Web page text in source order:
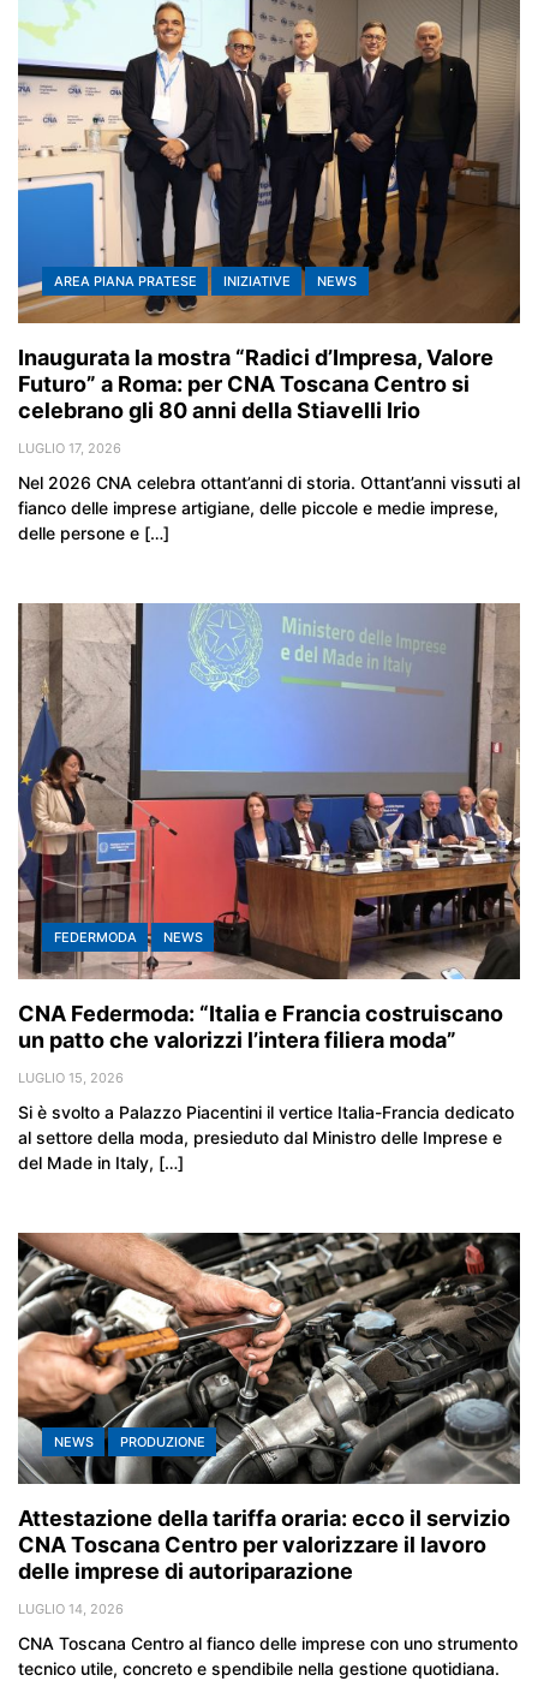
AREA PIANA PRATESE INIZIATIVE NEWS
Inaugurata la mostra “Radici d’Impresa, Valore
Futuro” a Roma: per CNA Toscana Centro si
celebrano gli 80 anni della Stiavelli Irio
LUGLIO 17, 2026
Nel 2026 CNA celebra ottant’anni di storia. Ottant’anni vissuti al
fianco delle imprese artigiane, delle piccole e medie imprese,
delle persone e […]
FEDERMODA NEWS
CNA Federmoda: “Italia e Francia costruiscano
un patto che valorizzi l’intera filiera moda”
LUGLIO 15, 2026
Si è svolto a Palazzo Piacentini il vertice Italia-Francia dedicato
al settore della moda, presieduto dal Ministro delle Imprese e
del Made in Italy, […]
NEWS PRODUZIONE
Attestazione della tariffa oraria: ecco il servizio
CNA Toscana Centro per valorizzare il lavoro
delle imprese di autoriparazione
LUGLIO 14, 2026
CNA Toscana Centro al fianco delle imprese con uno strumento
tecnico utile, concreto e spendibile nella gestione quotidiana.